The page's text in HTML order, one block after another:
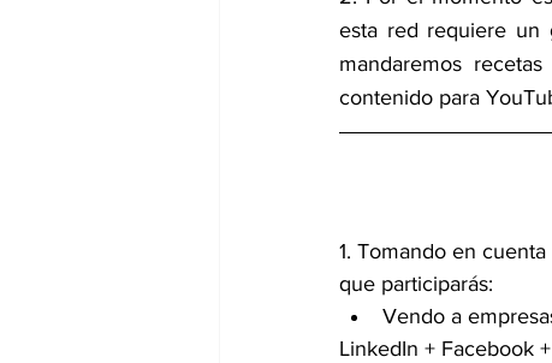
esta red requiere un
mandaremos
contenido para
1. Tomando en
que participarás:
Vendo a
LinkedIn + Facebook